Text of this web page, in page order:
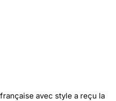
avec style a reçu la